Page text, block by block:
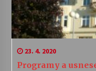
23. 4. 2020
Programy a